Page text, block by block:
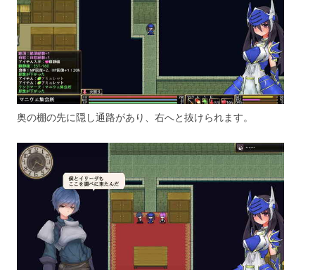
奥の棚の先に隠し通路があり、右へと抜けられます。